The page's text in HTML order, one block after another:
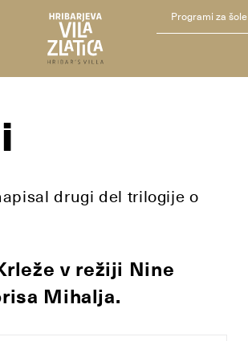
Programi za šole
drugi del trilogije o
v režiji Nine
Mihalja.